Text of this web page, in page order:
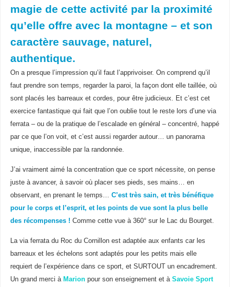
magie de cette activité par la proximité
qu’elle offre avec la montagne – et son
caractère sauvage, naturel,
authentique.
On a presque l’impression qu’il faut l’apprivoiser. On comprend qu’il
faut prendre son temps, regarder la paroi, la façon dont elle taillée, où
sont placés les barreaux et cordes, pour être judicieux. Et c’est cet
exercice fantastique qui fait que l’on oublie tout le reste lors d’une via
ferrata – ou de la pratique de l’escalade en général – concentré, happé
par ce que l’on voit, et c’est aussi regarder autour… un panorama
unique, inaccessible par la randonnée.
J’ai vraiment aimé la concentration que ce sport nécessite, on pense
juste à avancer, à savoir où placer ses pieds, ses mains… en
observant, en prenant le temps… C’est très sain, et très bénéfique
pour le corps et l’esprit, et les points de vue sont la plus belle
des récompenses ! Comme cette vue à 360° sur le Lac du Bourget.
La via ferrata du Roc du Cornillon est adaptée aux enfants car les
barreaux et les échelons sont adaptés pour les petits mais elle
requiert de l’expérience dans ce sport, et SURTOUT un encadrement.
Un grand merci à Marion pour son enseignement et à Savoie Sport